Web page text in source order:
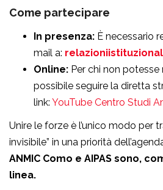
Come partecipare
In presenza: È necessario
mail a:
Online: Per chi non potesse
possibile seguire la diretta
link: YouTube Centro Studi
Unire le forze è l’unico modo per
invisibile” in una priorità
ANMIC Como e AIPAS sono,
linea.